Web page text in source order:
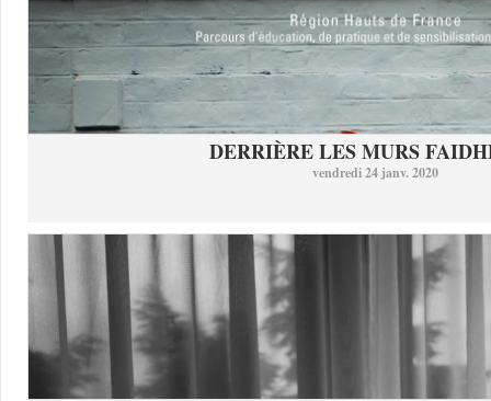
DERRIÈRE LES MURS
vendredi 24 janv. 2020